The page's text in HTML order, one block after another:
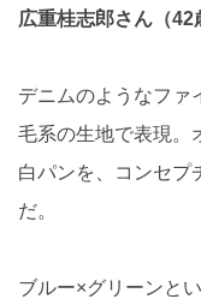
広重桂志郎さん（42
デニムのようなファ
毛系の生地で表現。
白パンを、コンセプ
だ。
ブルー×グリーンと